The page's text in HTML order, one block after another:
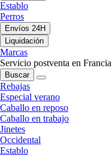
Establo
Perros
Envíos 24H
Liquidación
Marcas
Servicio postventa en Francia
Buscar
Rebajas
Especial verano
Caballo en reposo
Caballo en trabajo
Jinetes
Occidental
Establo